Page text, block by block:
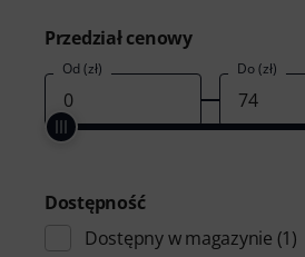
Przedział cenowy
Od (zł) Do (zł)
Dostępność
Dostępny w magazynie (1)